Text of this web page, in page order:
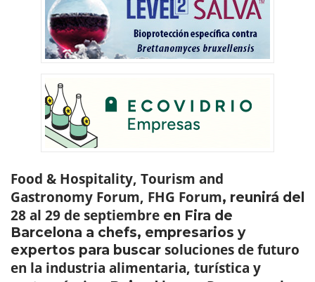
Food & Hospitality, Tourism and
Gastronomy Forum, FHG Forum, reunirá del
28 al 29 de septiembre en Fira de
Barcelona a chefs, empresarios y
expertos para buscar soluciones de futuro
en la industria alimentaria, turística y